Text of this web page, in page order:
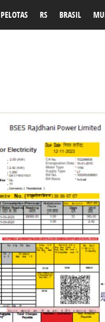
PELOTAS RS BRASIL